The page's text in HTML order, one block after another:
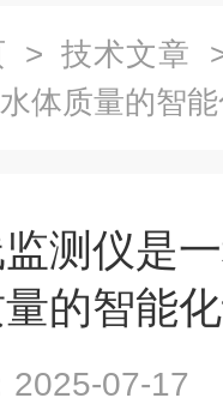
> 技术文章
体质量的智
测仪是
量的智能
2025-07-